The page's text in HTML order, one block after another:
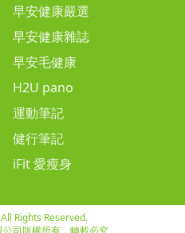
早安健康嚴選
早安健康雜誌
早安毛健康
H2U pano
運動筆記
健行筆記
iFit 愛瘦身
Rights Reserved.
司版權所有，轉載必究